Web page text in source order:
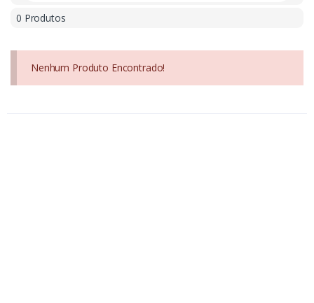
0 Produtos
Nenhum Produto Encontrado!